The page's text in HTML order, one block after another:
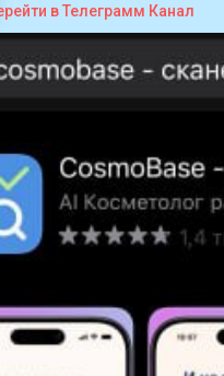
в Телеграмм Канал